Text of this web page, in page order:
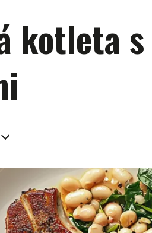
kotleta